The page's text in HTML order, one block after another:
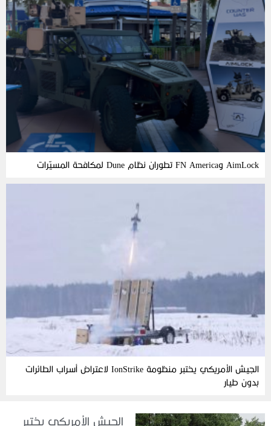
AimLock وFN America تطوران نظام Dune لمكافحة المسيّرات
الجيش الأمريكي يختبر منظومة IonStrike لاعتراض أسراب الطائرات
بدون طيار
الجيش الأمريكي يختبر